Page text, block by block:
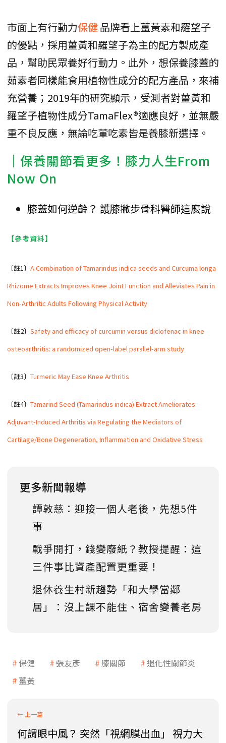
市面上有行動力保健品牌看上薑黃素和羅望子
的優點，採用薑黃和羅望子為主的配方製成產
品，幫助民眾養好行動力。此外，想保養膝蓋的
茹素者同樣能食用植物性成分的配方產品，來補
充營養；2019年的研究顯示，受測者對薑黃和
羅望子植物性成分TamaFlex®適應良好，並無嚴
重不良反應，無論吃葷吃素皆是養膝新選擇。
｜保養關節看更多！膝力人生From
Now On
膝蓋如何逆齡？ 護膝撇步骨科醫師這麼說
【參考資料】
〔註1〕 A Combination of Tamarindus indica seeds and Curcuma longa
Rhizome Extracts Improves Knee Joint Function and Alleviates Pain in
Non-Arthritic Adults Following Physical Activity
〔註2〕 Safety and efficacy of curcumin versus diclofenac in knee
osteoarthritis: a randomized open-label parallel-arm study
〔註3〕 Turmeric May Ease Knee Arthritis
〔註4〕 Tamarind Seed (Tamarindus indica) Extract Ameliorates
Adjuvant-Induced Arthritis via Regulating the Mediators of
Cartilage/Bone Degeneration, Inflammation and Oxidative Stress
更多新聞報導
譚敦慈：迎接一個人老後，先想5件
事
戰爭開打，錢變廢紙？教授提醒：這
三件事比資產配置更重要！
退休養生村新趨勢「和大學當鄰
居」：沒上課不能住、宿舍變養老房
保健 張友彥 膝關節
退化性關節炎
薑黃
何謂眼中風？ 突然「視網膜出血」 視力大